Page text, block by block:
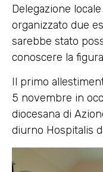
Delegazione
organizzato due
sarebbe stato
conoscere la
Il primo
5 novembre in
diocesana di
diurno Hospitalis